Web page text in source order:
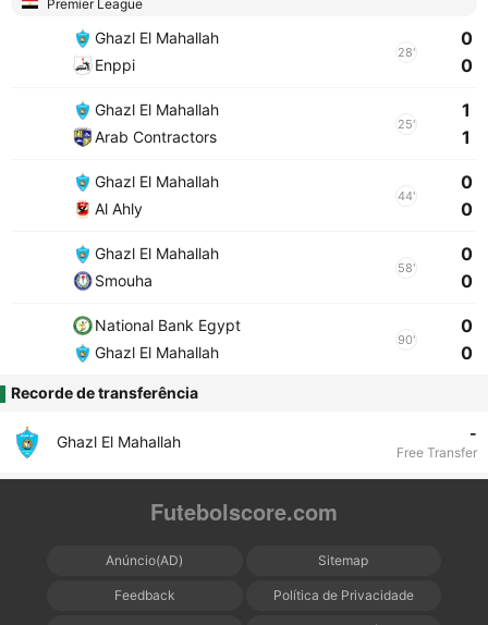
Premier League
Ghazl El Mahallah
Enppi
28'
0
0
Ghazl El Mahallah
Arab Contractors
25'
1
1
Ghazl El Mahallah
Al Ahly
44'
0
0
Ghazl El Mahallah
Smouha
58'
0
0
National Bank Egypt
Ghazl El Mahallah
90'
0
0
Recorde de transferência
Ghazl El Mahallah -
Free Transfer
Futebolscore.com
Anúncio(AD) Sitemap
Feedback Política de Privacidade